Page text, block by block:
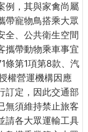
例，其與家禽尚屬
帶寵物鳥搭乘大眾
全、公共衛生空間
攜帶動物乘車事宜
條第1項第8款、汽
權營運機構因應
訂定，因此交通部
無須維持禁止旅客
請各大眾運輸工具